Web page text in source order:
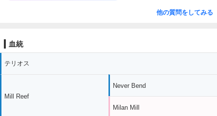
他の質問をしてみる
血統
テリオス
Mill Reef
Never Bend
Milan Mill